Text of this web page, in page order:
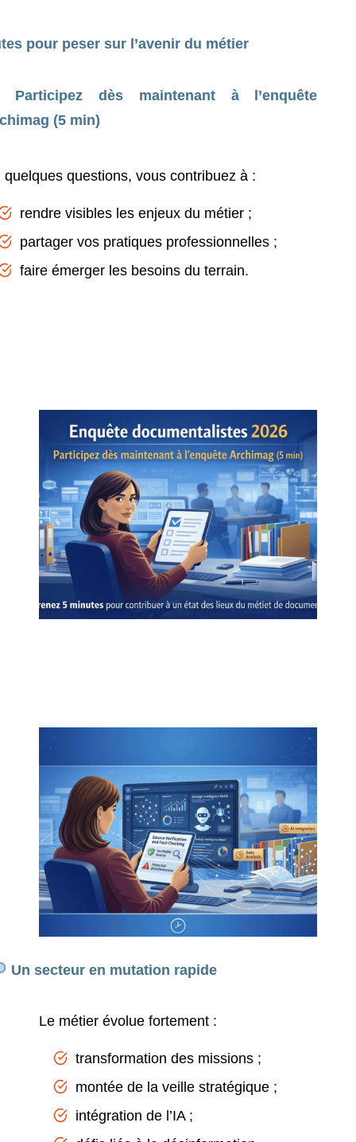
pour peser sur l’avenir du métier
Participez dès maintenant à l’enquête
(5 min)
quelques questions, vous contribuez à :
rendre visibles les enjeux du métier ;
partager vos pratiques professionnelles ;
faire émerger les besoins du terrain.
Un secteur en mutation rapide
Le métier évolue fortement :
transformation des missions ;
montée de la veille stratégique ;
intégration de l’IA ;